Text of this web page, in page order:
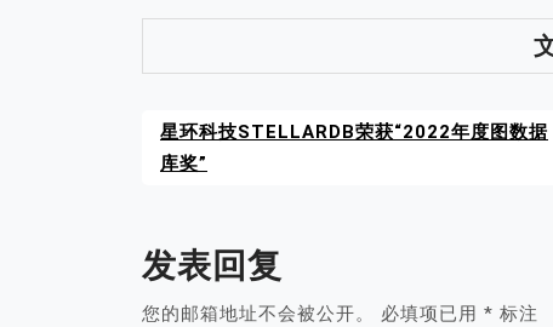
星环科技STELLARDB荣获“2022年度图数据
库奖”
发表回复
您的邮箱地址不会被公开。 必填项已用 * 标注